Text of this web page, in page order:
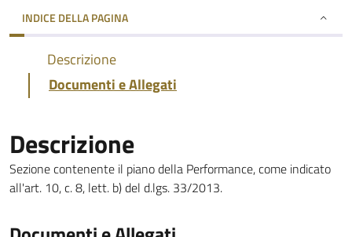
INDICE DELLA PAGINA
Descrizione
Documenti e Allegati
Descrizione
Sezione contenente il piano della Performance, come indicato
all'art. 10, c. 8, lett. b) del d.lgs. 33/2013.